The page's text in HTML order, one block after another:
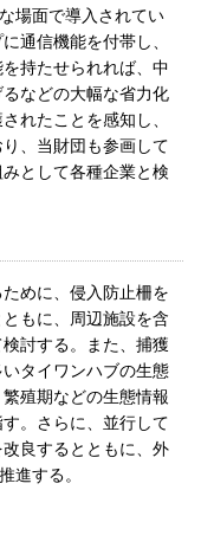
場面で導入されてい
通信機能を付帯し、
持たせられれば、中
などの大幅な省力化
れたことを感知し、
、当財団も参画して
として各種企業と検
めに、侵入防止柵を
もに、周辺施設を含
討する。また、捕獲
タイワンハブの生態
殖期などの生態情報
。さらに、並行して
良するとともに、外
進する。